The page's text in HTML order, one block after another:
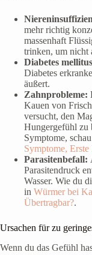
mehr richtig
massenhaft
trinken, um nicht
Diabetes
Diabetes
äußert.
Zahnprobleme:
Kauen von
versucht, den
Hungergefühl zu
Symptome,
Symptome,
Parasitenbefall:
Parasitendruck
Wasser. Wie du
in Würmer bei
Übertragbar?.
Ursachen für zu
Wenn du das Gefühl